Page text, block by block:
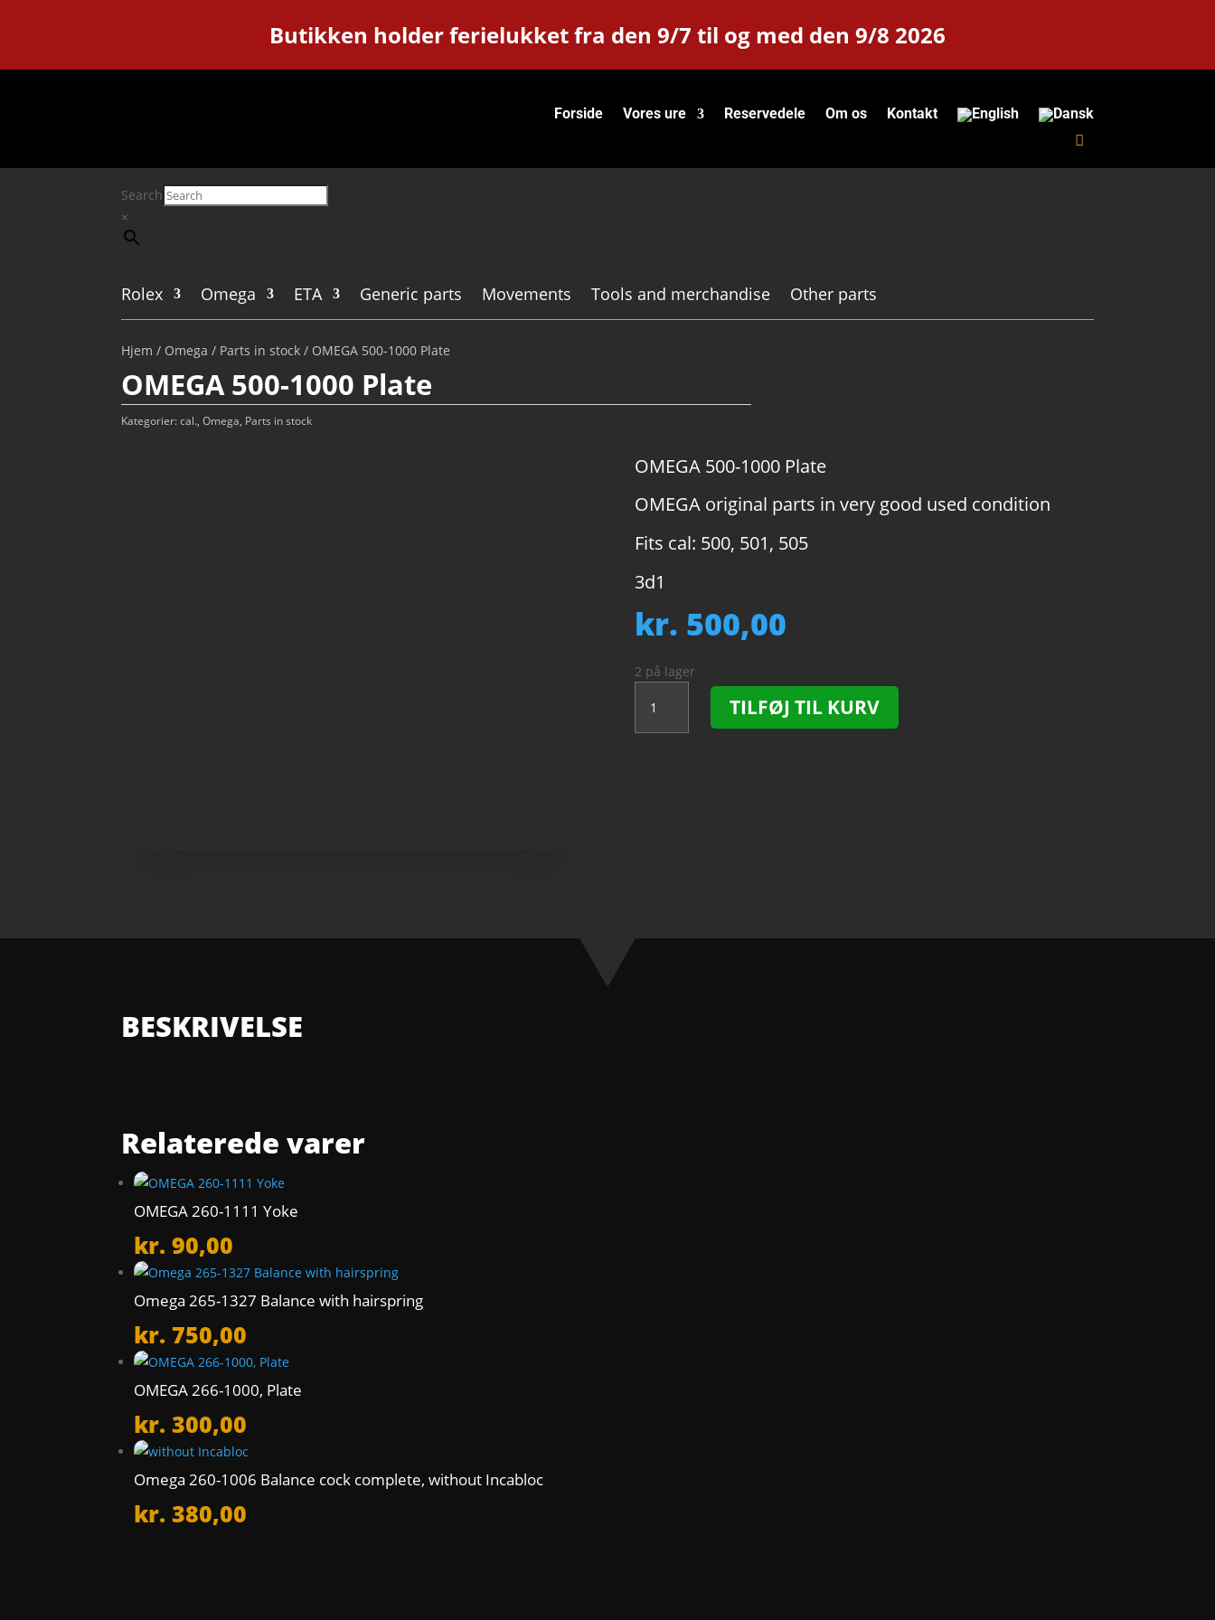
Butikken holder ferielukket fra den 9/7 til og med den 9/8 2026
Forside Vores ure Reservedele Om os Kontakt
Search
×
Rolex Omega ETA Generic parts Movements Tools and merchandise Other parts
Hjem / Omega / Parts in stock / OMEGA 500-1000 Plate
OMEGA 500-1000 Plate
Kategorier:cal.,Omega, Parts in stock
OMEGA 500-1000 Plate
OMEGA original parts in very good used condition
Fits cal: 500, 501, 505
3d1
kr. 500,00
2 på lager
500-
1000
TILFØJ TIL KURV
BESKRIVELSE
Relaterede varer
OMEGA 260-1111 Yoke
kr. 90,00
Omega 265-1327 Balance with hairspring
kr. 750,00
OMEGA 266-1000, Plate
kr. 300,00
Omega 260-1006 Balance cock complete, without Incabloc
kr. 380,00